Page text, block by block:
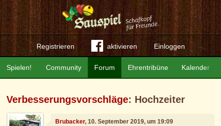
Registrieren aktivieren Einloggen
Community Forum Ehrentribüne Kalender
Spielen!
Verbesserungsvorschläge: Hochzeiter
Brubacker, 10. September 2019, um 19:09